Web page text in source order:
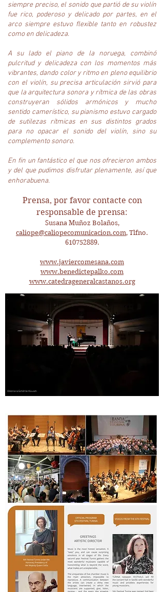
siempre preciso, el sonido que partió de su violín
fue rico, poderoso y delicado por partes, en el
arco siempre estuvo flexible tanto en robustez
como en delicadeza.
A su lado el piano de la noruega, combinó
pulcritud y delicadeza con los momentos más
vibrantes, dando color y ritmo en pleno equilibrio
con el violín, su precisa articulación sirvió para
que la arquitectura sonora y rítmica de las obras
construyeran sólidos armónicos y mucho
sentido camerístico, su pianismo estuvo cargado
de sutilezas rítmicas en sus distintos grados
para no opacar el sonido del violín, sino su
complemento sonoro.
En fin un fantástico el que nos ofrecieron ambos
y del que pudimos disfrutar plenamente, así que
enhorabuena.
Prensa, por favor contacte con
responsable de prensa:
Susana Muñoz Bolaños,
caliope@caliopecomunicacion.com, Tlfno.
610752889.
www.javiercomesana.com
www.benedictepalko.com
www.catedrageneralcastanos.org
©AdrianaSchlittlerKausch